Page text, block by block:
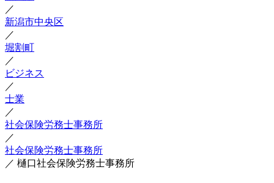
／
新潟市中央区
／
堀割町
／
ビジネス
／
士業
／
社会保険労務士事務所
／
社会保険労務士事務所
／ 樋口社会保険労務士事務所